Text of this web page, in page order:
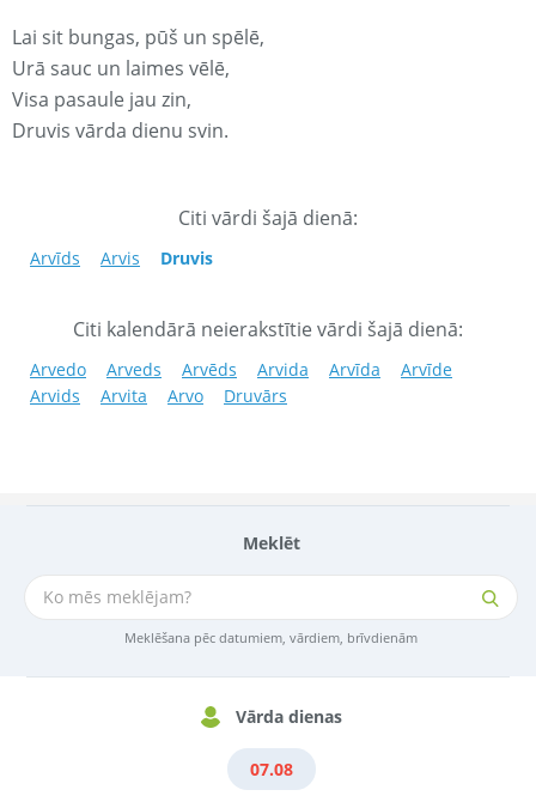
Meklēt
Meklēšana pēc datumiem, vārdiem, brīvdienām
Vārda dienas
07.08
Lai sit bungas, pūš un spēlē,
Urā sauc un laimes vēlē,
Visa pasaule jau zin,
Druvis vārda dienu svin.
Citi vārdi šajā dienā:
Arvīds Arvis Druvis
Citi kalendārā neierakstītie vārdi šajā dienā:
Arvedo Arveds Arvēds Arvida Arvīda
Arvīde
Arvids
Arvita Arvo Druvārs